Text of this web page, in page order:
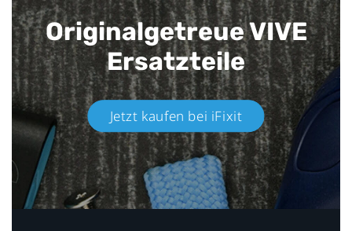
Originalgetreue VIVE
Ersatzteile
Jetzt kaufen bei iFixit​